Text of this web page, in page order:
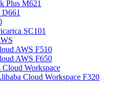
Plus M621
SC101
AWS F510
AWS F650
Workspace
Cloud Workspace F320